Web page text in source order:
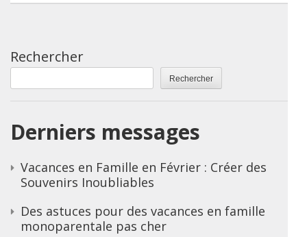
Rechercher
Rechercher
Derniers messages
Vacances en Famille en Février : Créer des
Souvenirs Inoubliables
Des astuces pour des vacances en famille
monoparentale pas cher